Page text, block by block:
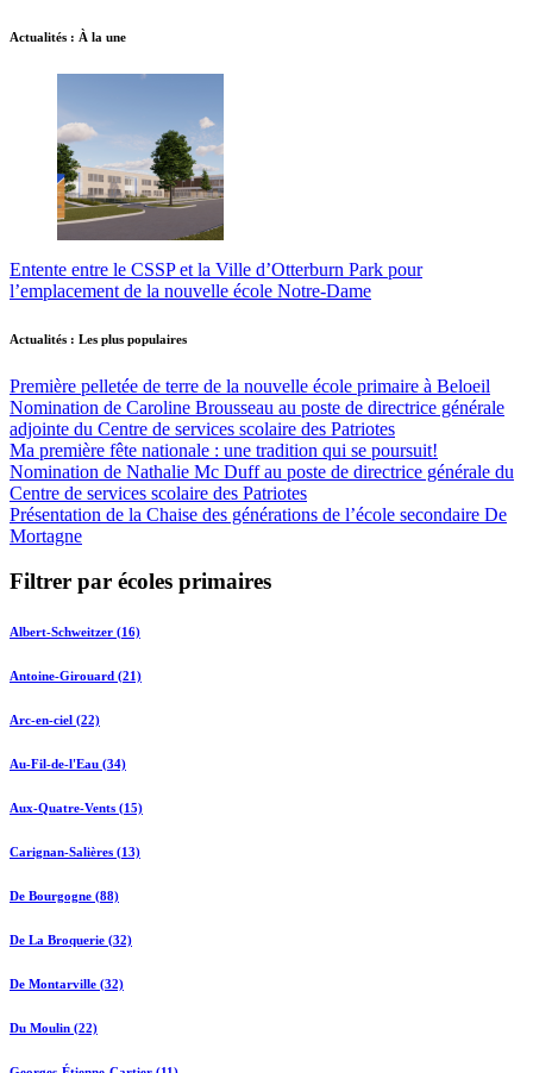
Actualités : À la une
Entente entre le CSSP et la Ville d’Otterburn Park pour
l’emplacement de la nouvelle école Notre-Dame
Actualités : Les plus populaires
Première pelletée de terre de la nouvelle école primaire à Beloeil
Nomination de Caroline Brousseau au poste de directrice générale
adjointe du Centre de services scolaire des Patriotes
Ma première fête nationale : une tradition qui se poursuit!
Nomination de Nathalie Mc Duff au poste de directrice générale du
Centre de services scolaire des Patriotes
Présentation de la Chaise des générations de l’école secondaire De
Mortagne
Filtrer par écoles primaires
Albert-Schweitzer (16)
Antoine-Girouard (21)
Arc-en-ciel (22)
Au-Fil-de-l'Eau (34)
Aux-Quatre-Vents (15)
Carignan-Salières (13)
De Bourgogne (88)
De La Broquerie (32)
De Montarville (32)
Du Moulin (22)